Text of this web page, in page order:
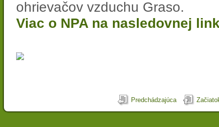
ohrievačov vzduchu Graso.
Viac o NPA na nasledovnej
Predchádzajúca